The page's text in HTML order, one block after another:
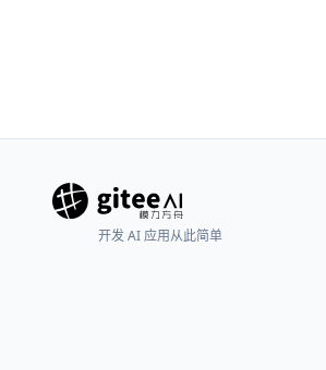
开发 AI 应用从此简单